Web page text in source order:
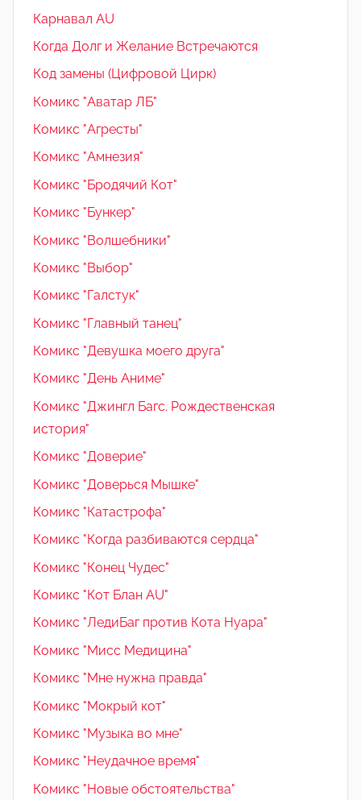
Карнавал AU
Когда Долг и Желание Встречаются
Код замены (Цифровой Цирк)
Комикс "Аватар ЛБ"
Комикс "Агресты"
Комикс "Амнезия"
Комикс "Бродячий Кот"
Комикс "Бункер"
Комикс "Волшебники"
Комикс "Выбор"
Комикс "Галстук"
Комикс "Главный танец"
Комикс "Девушка моего друга"
Комикс "День Аниме"
Комикс "Джингл Багс. Рождественская
история"
Комикс "Доверие"
Комикс "Доверься Мышке"
Комикс "Катастрофа"
Комикс "Когда разбиваются сердца"
Комикс "Конец Чудес"
Комикс "Кот Блан AU"
Комикс "ЛедиБаг против Кота Нуара"
Комикс "Мисс Медицина"
Комикс "Мне нужна правда"
Комикс "Мокрый кот"
Комикс "Музыка во мне"
Комикс "Неудачное время"
Комикс "Новые обстоятельства"